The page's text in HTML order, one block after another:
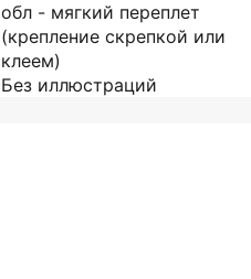
обл - мягкий переплет
(крепление скрепкой или
клеем)
Без иллюстраций